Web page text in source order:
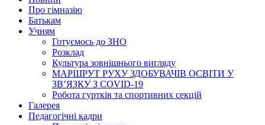
Про гімназію
Батькам
Учням
Готуємось до ЗНО
Розклад
Культура зовнішнього вигляду
МАРШРУТ РУХУ ЗДОБУВАЧІВ ОСВІТИ У
ЗВ’ЯЗКУ З COVID-19
Робота гуртків та спортивних секцій
Галерея
Педагогічні кадри